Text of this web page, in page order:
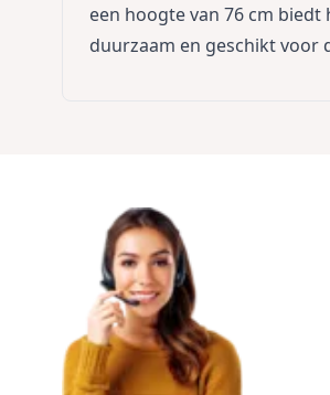
een hoogte van 76 cm
duurzaam en geschikt voor